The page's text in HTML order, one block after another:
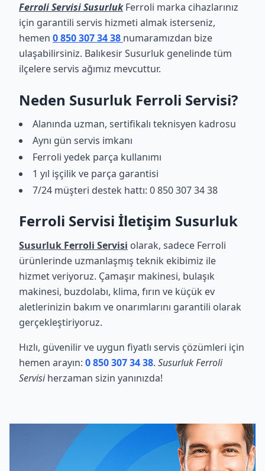
Ferroli Servisi SusurlukFerroli marka cihazlarınız
için garantili servis hizmeti almak isterseniz,
hemen 0 850 307 34 38 numaramızdan bize
ulaşabilirsiniz. Balıkesir Susurluk genelinde tüm
ilçelere servis ağımız mevcuttur.
Neden Susurluk Ferroli Servisi?
Alanında uzman, sertifikalı teknisyen kadrosu
Aynı gün servis imkanı
Ferroli yedek parça kullanımı
1 yıl işçilik ve parça garantisi
7/24 müşteri destek hattı: 0 850 307 34 38
Ferroli Servisi İletişim Susurluk
Susurluk Ferroli Servisi olarak, sadece Ferroli
ürünlerinde uzmanlaşmış teknik ekibimiz ile
hizmet veriyoruz. Çamaşır makinesi, bulaşık
makinesi, buzdolabı, klima, fırın ve küçük ev
aletlerinizin bakım ve onarımlarını garantili olarak
gerçekleştiriyoruz.
Hızlı, güvenilir ve uygun fiyatlı servis çözümleri için
hemen arayın: 0 850 307 34 38. Susurluk Ferroli
Servisiherzaman sizin yanınızda!